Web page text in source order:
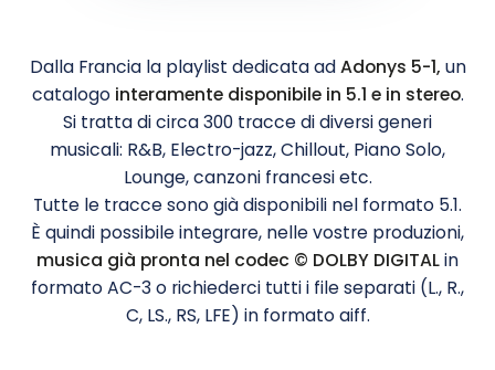
Dalla Francia la playlist dedicata adAdonys 5-1, un
catalogo interamente disponibile in 5.1 e in stereo.
Si tratta di circa 300 tracce di diversi generi
musicali: R&B, Electro-jazz, Chillout, Piano Solo,
Lounge, canzoni francesi etc.
Tutte le tracce sono già disponibili nel formato 5.1.
È quindi possibile integrare, nelle vostre produzioni,
musica già pronta nel codec © DOLBY DIGITALin
formato AC-3 o richiederci tutti i file separati (L., R.,
C, LS., RS, LFE) in formato aiff.